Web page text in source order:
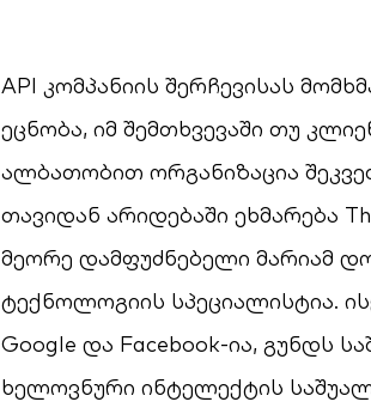
API კომპანიის შერჩევისას
ეცნობა, იმ შემთხვევაში თუ
ალბათობით ორგანიზაცია
თავიდან არიდებაში ეხმარება
მეორე დამფუძნებელი მარიამ
ტექნოლოგიის სპეციალისტია.
Google და Facebook-ია, გუნდს
ხელოვნური ინტელექტის